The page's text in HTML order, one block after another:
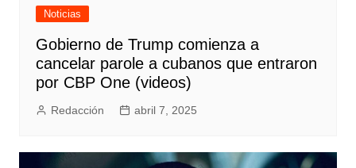
Noticias
Gobierno de Trump comienza a
cancelar parole a cubanos que entraron
por CBP One (videos)
Redacción abril 7, 2025